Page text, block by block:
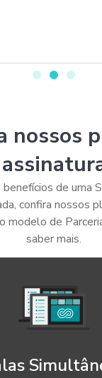
nossos
de uma
confira nossos
modelo de
saber mais.​